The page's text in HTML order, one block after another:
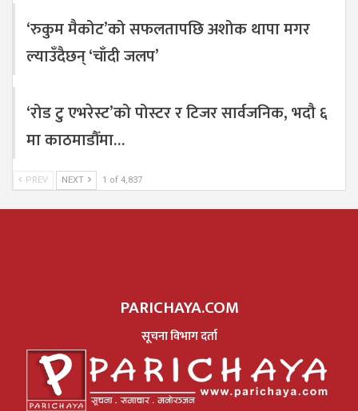
‘रुकुम मैकोट’को सफलतापछि अशोक थापा मगर
ल्याउँदैछन् ‘चाँदी जलप’
‘रोड टु एभरेस्ट’को पोस्टर र टिजर सार्वजनिक, भदौ ६
मा काठमाडौँमा…
PREV NEXT 1 of 4,837
PARICHAYA.COM
सूचना विभाग दर्ता